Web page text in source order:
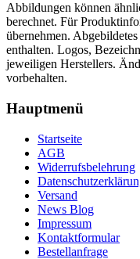
Abbildungen können
berechnet. Für
übernehmen.
enthalten. Logos,
jeweiligen Herstellers.
vorbehalten.
Hauptmenü
Startseite
AGB
Widerrufsbelehrung
Versand
News Blog
Impressum
Kontaktformular
Bestellanfrage